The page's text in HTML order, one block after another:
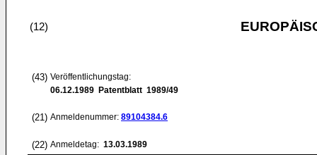
(12)
(43) Veröffentlichungstag:
06.12.1989 Patentblatt 1989/49
(21) Anmeldenummer: 89104384.6
(22) Anmeldetag: 13.03.1989